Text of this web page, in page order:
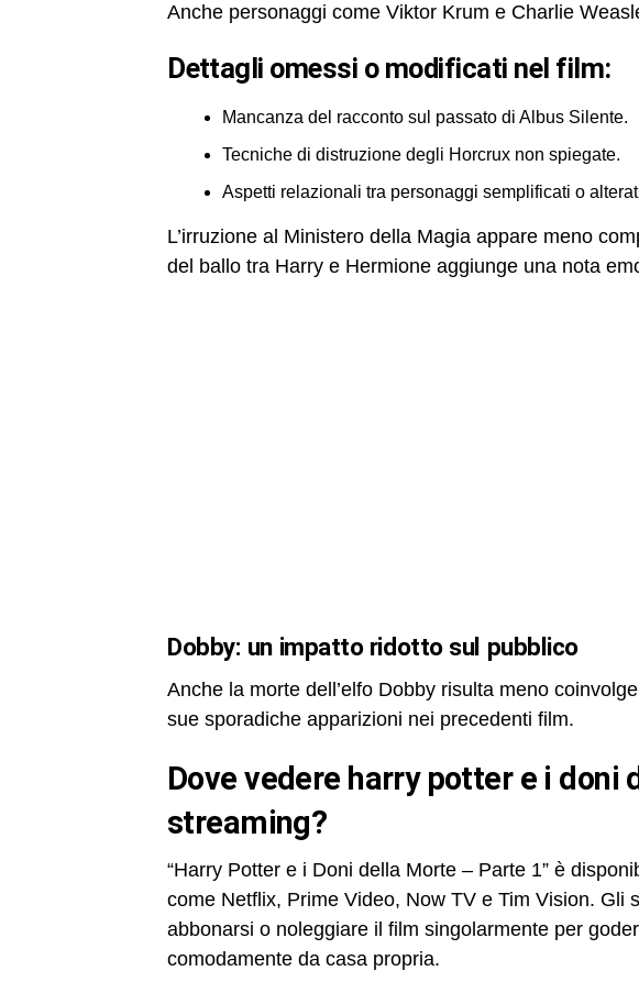
Anche personaggi come Viktor Krum e Charlie
dettagli omessi o modificati nel film:
Mancanza del racconto sul passato di Albus Silente.
Tecniche di distruzione degli Horcrux non spiegate.
Aspetti relazionali tra personaggi semplificati o
L’irruzione al Ministero della Magia appare meno
del ballo tra Harry e Hermione aggiunge una nota
dobby: un impatto ridotto sul pubblico
Anche la morte dell’elfo Dobby risulta meno
sue sporadiche apparizioni nei precedenti film.
dove vedere harry potter e i doni della morte – parte 1 in
streaming?
“Harry Potter e i Doni della Morte – Parte 1” è
come Netflix, Prime Video, Now TV e Tim Vision. Gli
abbonarsi o noleggiare il film singolarmente per
comodamente da casa propria.